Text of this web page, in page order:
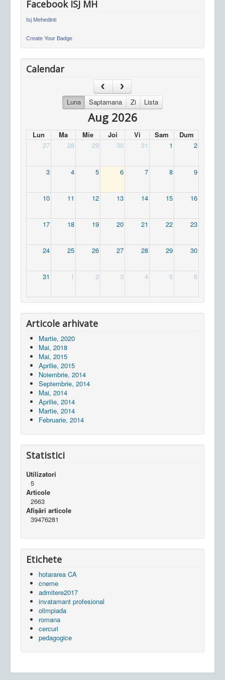
Facebook ISJ MH
Isj Mehedinti
Create Your Badge
Calendar
Luna Saptamana Zi Lista
Aug 2026
Lun Ma Mie Joi Vi Sam
Dum
27
28 29 30 31 1 2
3 4 5 6 7 8 9
10 11 12 13 14 15 16
17 18 19 20 21 22 23
24 25 26 27 28 29 30
31 1 2 3 4 5 6
Articole arhivate
Martie, 2020
Mai, 2018
Mai, 2015
Aprilie, 2015
Noiembrie, 2014
Septembrie, 2014
Mai, 2014
Aprilie, 2014
Martie, 2014
Februarie, 2014
Statistici
Utilizatori
5
Articole
2663
Afișări articole
39476281
Etichete
hotararea CA
cneme
admitere2017
invatamant profesional
olimpiada
romana
cercuri
pedagogice